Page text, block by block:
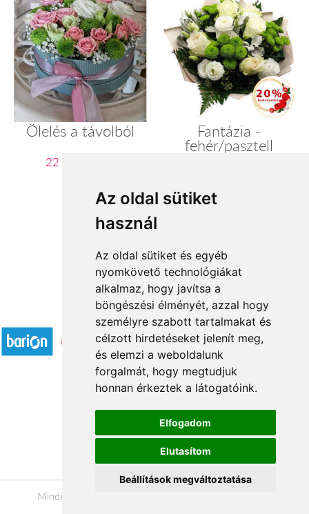
Az oldal sütiket
használ
Az oldal sütiket és egyéb
nyomkövető technológiákat
alkalmaz, hogy javítsa a
böngészési élményét, azzal hogy
személyre szabott tartalmakat és
célzott hirdetéseket jelenít meg,
és elemzi a weboldalunk
forgalmát, hogy megtudjuk
honnan érkeztek a látogatóink.
Elfogadom
Elutasítom
Beállítások megváltoztatása
Ölelés a távolból
22 060 Ft-tól
Fantázia -
fehér/pasztell
szezoncsokor
2 3 ...
Elfogadott fizetési módok
Á.SZ.F.
Impresszum
Adatkezelési tájékoztató
Minden jog fenntartva © 2026 |